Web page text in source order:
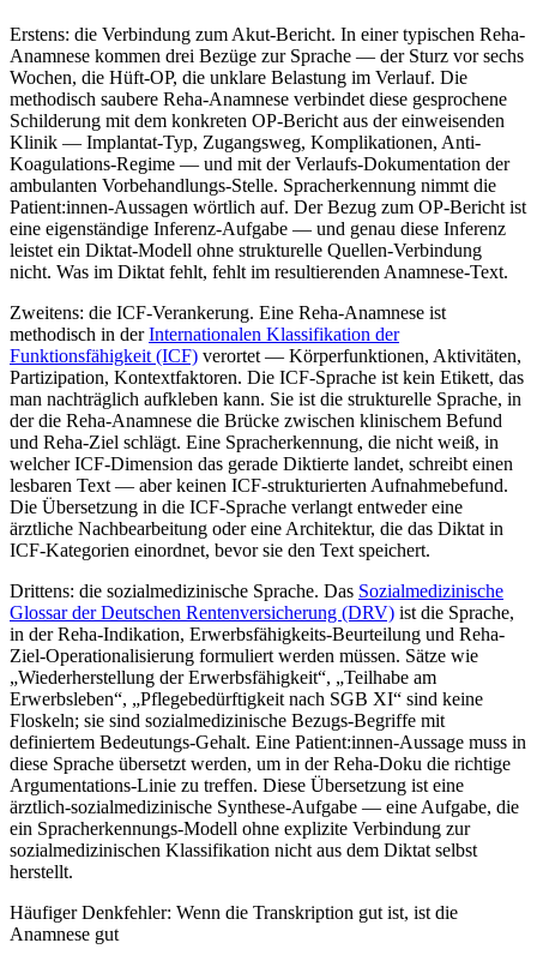
Erstens: die Verbindung zum Akut-Bericht. In einer typischen Reha-
Anamnese kommen drei Bezüge zur Sprache — der Sturz vor sechs
Wochen, die Hüft-OP, die unklare Belastung im Verlauf. Die
methodisch saubere Reha-Anamnese verbindet diese gesprochene
Schilderung mit dem konkreten OP-Bericht aus der einweisenden
Klinik — Implantat-Typ, Zugangsweg, Komplikationen, Anti-
Koagulations-Regime — und mit der Verlaufs-Dokumentation der
ambulanten Vorbehandlungs-Stelle. Spracherkennung nimmt die
Patient:innen-Aussagen wörtlich auf. Der Bezug zum OP-Bericht ist
eine eigenständige Inferenz-Aufgabe — und genau diese Inferenz
leistet ein Diktat-Modell ohne strukturelle Quellen-Verbindung
nicht. Was im Diktat fehlt, fehlt im resultierenden Anamnese-Text.
Zweitens: die ICF-Verankerung. Eine Reha-Anamnese ist
methodisch in derInternationalen Klassifikation der
Funktionsfähigkeit (ICF) verortet — Körperfunktionen, Aktivitäten,
Partizipation, Kontextfaktoren. Die ICF-Sprache ist kein Etikett, das
man nachträglich aufkleben kann. Sie ist die strukturelle Sprache, in
der die Reha-Anamnese die Brücke zwischen klinischem Befund
und Reha-Ziel schlägt. Eine Spracherkennung, die nicht weiß, in
welcher ICF-Dimension das gerade Diktierte landet, schreibt einen
lesbaren Text — aber keinen ICF-strukturierten Aufnahmebefund.
Die Übersetzung in die ICF-Sprache verlangt entweder eine
ärztliche Nachbearbeitung oder eine Architektur, die das Diktat in
ICF-Kategorien einordnet, bevor sie den Text speichert.
Drittens: die sozialmedizinische Sprache. Das Sozialmedizinische
Glossar der Deutschen Rentenversicherung (DRV) ist die Sprache,
in der Reha-Indikation, Erwerbsfähigkeits-Beurteilung und Reha-
Ziel-Operationalisierung formuliert werden müssen. Sätze wie
„Wiederherstellung der Erwerbsfähigkeit“, „Teilhabe am
Erwerbsleben“, „Pflegebedürftigkeit nach SGB XI“ sind keine
Floskeln; sie sind sozialmedizinische Bezugs-Begriffe mit
definiertem Bedeutungs-Gehalt. Eine Patient:innen-Aussage muss in
diese Sprache übersetzt werden, um in der Reha-Doku die richtige
Argumentations-Linie zu treffen. Diese Übersetzung ist eine
ärztlich-sozialmedizinische Synthese-Aufgabe — eine Aufgabe, die
ein Spracherkennungs-Modell ohne explizite Verbindung zur
sozialmedizinischen Klassifikation nicht aus dem Diktat selbst
herstellt.
Häufiger Denkfehler: Wenn die Transkription gut ist, ist die
Anamnese gut